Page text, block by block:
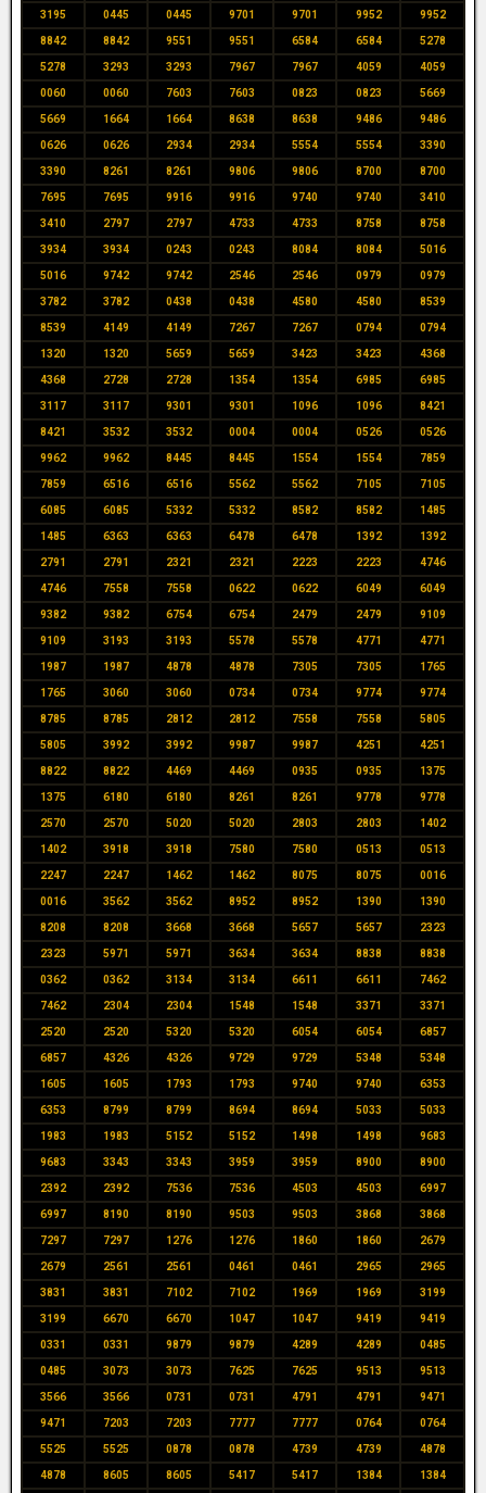
3195 0445 0445 9701 9701 9952 9952
8842 8842 9551 9551 6584 6584 5278
5278 3293 3293 7967 7967 4059 4059
0060 0060 7603 7603 0823 0823 5669
5669 1664 1664 8638 8638 9486 9486
0626 0626 2934 2934 5554 5554 3390
3390 8261 8261 9806 9806 8700 8700
7695 7695 9916 9916 9740 9740 3410
3410 2797 2797 4733 4733 8758 8758
3934 3934 0243 0243 8084 8084 5016
5016 9742 9742 2546 2546 0979 0979
3782 3782 0438 0438 4580 4580 8539
8539 4149 4149 7267 7267 0794 0794
1320 1320 5659 5659 3423 3423 4368
4368 2728 2728 1354 1354 6985 6985
3117 3117 9301 9301 1096 1096 8421
8421 3532 3532 0004 0004 0526 0526
9962 9962 8445 8445 1554 1554 7859
7859 6516 6516 5562 5562 7105 7105
6085 6085 5332 5332 8582 8582 1485
1485 6363 6363 6478 6478 1392 1392
2791 2791 2321 2321 2223 2223 4746
4746 7558 7558 0622 0622 6049 6049
9382 9382 6754 6754 2479 2479 9109
9109 3193 3193 5578 5578 4771 4771
1987 1987 4878 4878 7305 7305 1765
1765 3060 3060 0734 0734 9774 9774
8785 8785 2812 2812 7558 7558 5805
5805 3992 3992 9987 9987 4251 4251
8822 8822 4469 4469 0935 0935 1375
1375 6180 6180 8261 8261 9778 9778
2570 2570 5020 5020 2803 2803 1402
1402 3918 3918 7580 7580 0513 0513
2247 2247 1462 1462 8075 8075 0016
0016 3562 3562 8952 8952 1390 1390
8208 8208 3668 3668 5657 5657 2323
2323 5971 5971 3634 3634 8838 8838
0362 0362 3134 3134 6611 6611 7462
7462 2304 2304 1548 1548 3371 3371
2520 2520 5320 5320 6054 6054 6857
6857 4326 4326 9729 9729 5348 5348
1605 1605 1793 1793 9740 9740 6353
6353 8799 8799 8694 8694 5033 5033
1983 1983 5152 5152 1498 1498 9683
9683 3343 3343 3959 3959 8900 8900
2392 2392 7536 7536 4503 4503 6997
6997 8190 8190 9503 9503 3868 3868
7297 7297 1276 1276 1860 1860 2679
2679 2561 2561 0461 0461 2965 2965
3831 3831 7102 7102 1969 1969 3199
3199 6670 6670 1047 1047 9419 9419
0331 0331 9879 9879 4289 4289 0485
0485 3073 3073 7625 7625 9513 9513
3566 3566 0731 0731 4791 4791 9471
9471 7203 7203 7777 7777 0764 0764
5525 5525 0878 0878 4739 4739 4878
4878 8605 8605 5417 5417 1384 1384